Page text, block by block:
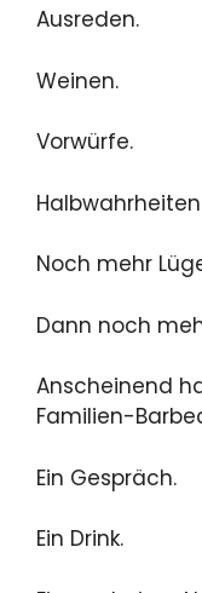
Ausreden.
Weinen.
Vorwürfe.
Noch mehr
Dann noch
Anscheinend
Familien-
Ein Gespräch.
Ein Drink.